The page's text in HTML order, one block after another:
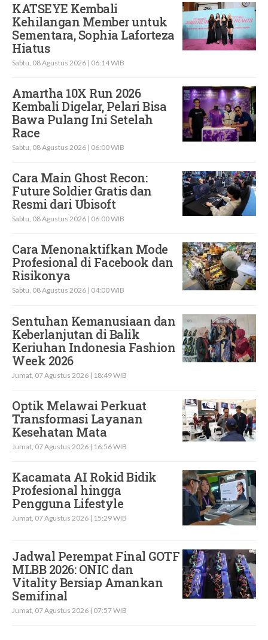
KATSEYE Kembali
Kehilangan Member untuk
Sementara, Sophia Laforteza
Hiatus
Sabtu, 08 Agustus 2026 | 06:14 WIB
Amartha 10X Run 2026
Kembali Digelar, Pelari Bisa
Bawa Pulang Ini Setelah
Race
Sabtu, 08 Agustus 2026 | 06:00 WIB
Cara Main Ghost Recon:
Future Soldier Gratis dan
Resmi dari Ubisoft
Sabtu, 08 Agustus 2026 | 06:00 WIB
Cara Menonaktifkan Mode
Profesional di Facebook dan
Risikonya
Sabtu, 08 Agustus 2026 | 04:00 WIB
Sentuhan Kemanusiaan dan
Keberlanjutan di Balik
Keriuhan Indonesia Fashion
Week 2026
Jumat, 07 Agustus 2026 | 18:49 WIB
Optik Melawai Perkuat
Transformasi Layanan
Kesehatan Mata
Jumat, 07 Agustus 2026 | 16:56 WIB
Kacamata AI Rokid Bidik
Profesional hingga
Pengguna Lifestyle
Jumat, 07 Agustus 2026 | 15:29 WIB
Jadwal Perempat Final GOTF
MLBB 2026: ONIC dan
Vitality Bersiap Amankan
Semifinal
Jumat, 07 Agustus 2026 | 07:57 WIB